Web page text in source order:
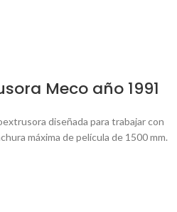
Meco año 1991
diseñada para trabajar con
máxima de película de 1500 mm.